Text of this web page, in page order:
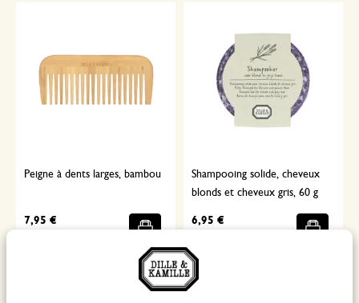
Peigne à dents larges, bambou
7,95 €
Shampooing solide, cheveux
blonds et cheveux gris, 60 g
6,95 €